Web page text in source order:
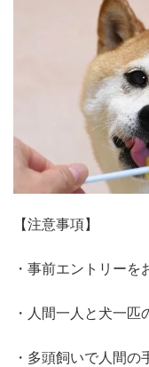
【注意事項】
・事前エントリーを
・人間一人と犬一匹
・多頭飼いで人間